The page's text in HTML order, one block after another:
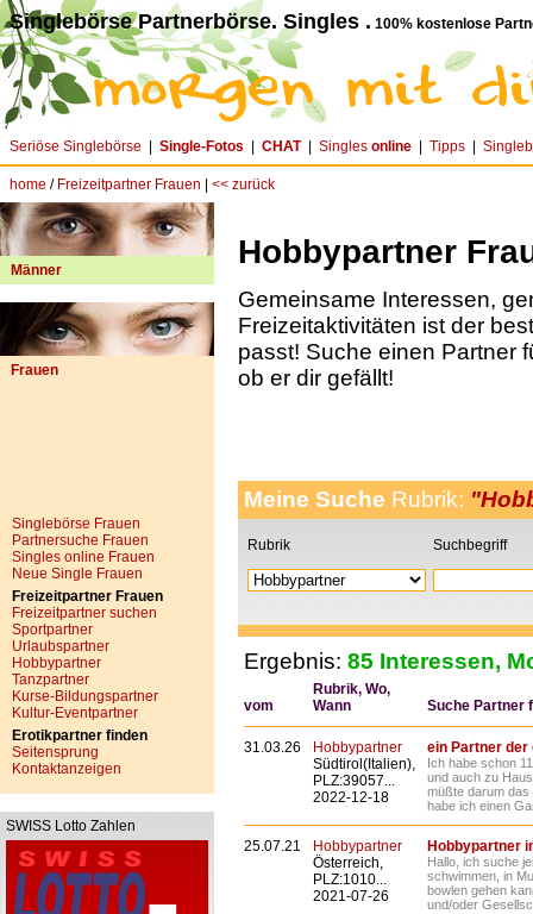
Singlebörse Partnerbörse. Singles . 100% kostenlose
Seriöse Singlebörse Single-Fotos CHAT| Singles online Tipps
home / Freizeitpartner Frauen << zurück
Männer
Frauen
Singlebörse Frauen
Partnersuche Frauen
Singles online Frauen
Neue Single Frauen
Freizeitpartner Frauen
Freizeitpartner suchen
Sportpartner
Urlaubspartner
Hobbypartner
Tanzpartner
Kurse-Bildungspartner
Kultur-Eventpartner
Erotikpartner finden
Seitensprung
Kontaktanzeigen
SWISS Lotto Zahlen
Hobbypartner
Gemeinsame Interessen,
Freizeitaktivitäten ist der
passt! Suche einen Partner
ob er dir gefällt!
Meine Suche Rubrik:
Rubrik Suchbegriff
Ergebnis: 85 Interessen,
vom
Rubrik, Wo,
Wann
Suche Partner
31.03.26
Hobbypartner
Südtirol(Italien),
PLZ:39057...
2022-12-18
ein Partner der
Ich habe schon
und auch zu
müßte darum das
habe ich einen
25.07.21
Hobbypartner
Österreich,
PLZ:1010...
2021-07-26
Hobbypartner
Hallo, ich suche
schwimmen, in
bowlen gehen
und/oder